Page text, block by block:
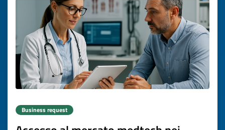
Business request